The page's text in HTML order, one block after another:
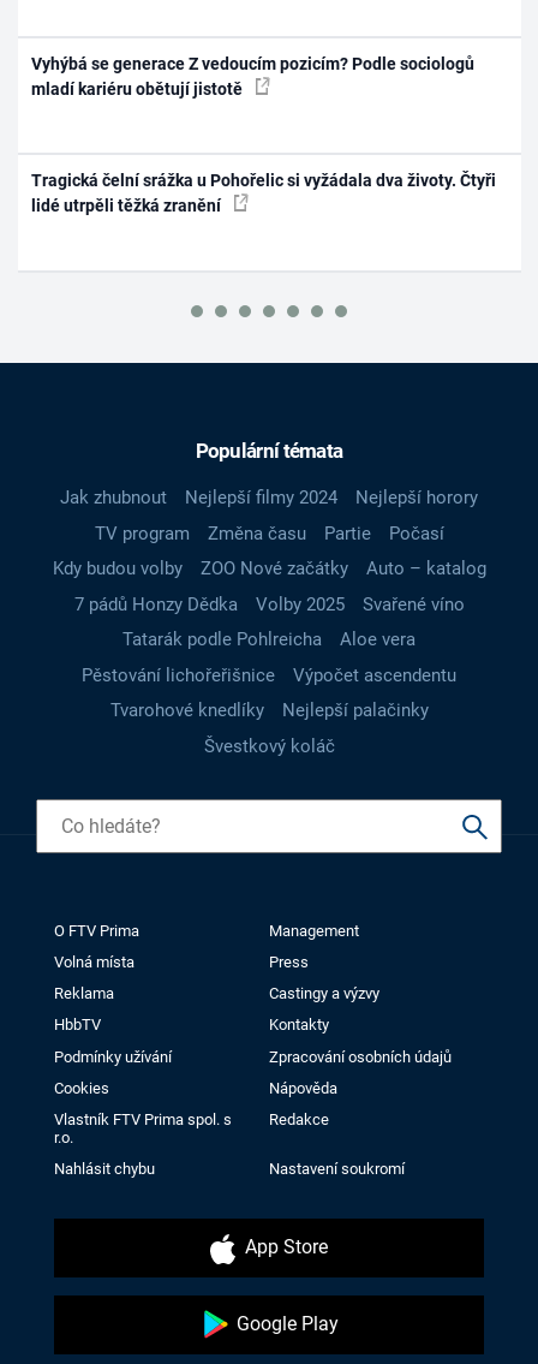
Vyhýbá se generace Z vedoucím pozicím? Podle sociologů
mladí kariéru obětují jistotě
Tragická čelní srážka u Pohořelic si vyžádala dva životy. Čtyři
lidé utrpěli těžká zranění
Populární témata
Jak zhubnout Nejlepší filmy 2024
Nejlepší horory
TV program
Změna času Partie
Počasí
Kdy budou volby
ZOO Nové začátky
Auto – katalog
7 pádů Honzy Dědka
Volby 2025
Svařené víno
Tatarák podle Pohlreicha
Aloe vera
Pěstování lichořeřišnice
Výpočet ascendentu
Tvarohové knedlíky
Nejlepší palačinky
Švestkový koláč
O FTV Prima
Management
Volná místa
Press
Reklama
Castingy a výzvy
HbbTV
Kontakty
Podmínky užívání
Zpracování osobních údajů
Cookies
Nápověda
Vlastník FTV Prima spol. s
r.o.
Redakce
Nahlásit chybu Nastavení soukromí
App Store
Google Play